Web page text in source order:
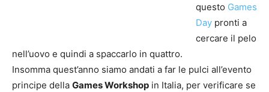
questo Games
Day pronti a
cercare il pelo
nell’uovo e quindi a spaccarlo in quattro.
Insomma quest’anno siamo andati a far le pulci all’evento
principe della Games Workshop in Italia, per verificare se